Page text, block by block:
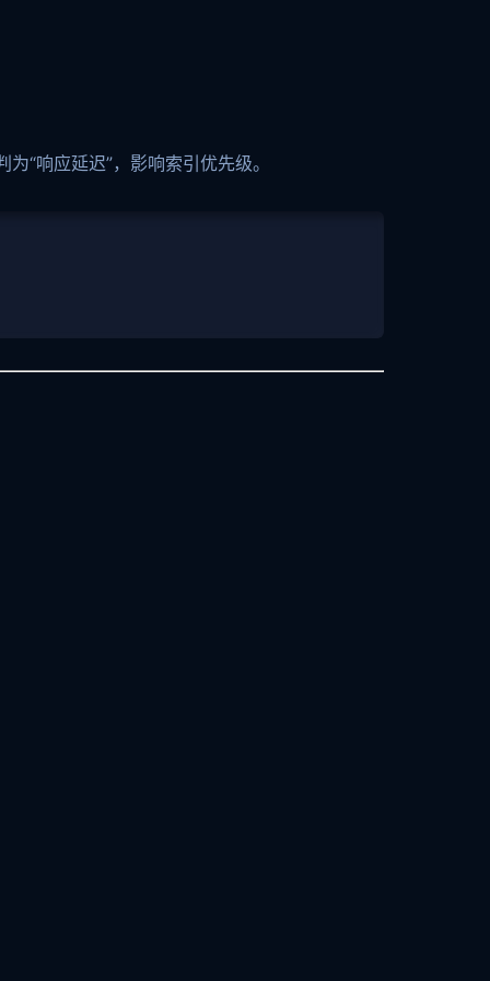
“响应延迟”，影响索引优先级。